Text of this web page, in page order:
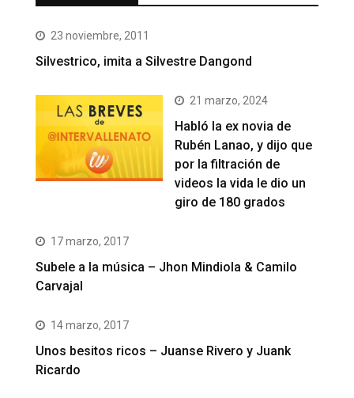
23 noviembre, 2011
Silvestrico, imita a Silvestre Dangond
21 marzo, 2024
Habló la ex novia de
Rubén Lanao, y dijo que
por la filtración de
videos la vida le dio un
giro de 180 grados
17 marzo, 2017
Subele a la música – Jhon Mindiola & Camilo
Carvajal
14 marzo, 2017
Unos besitos ricos – Juanse Rivero y Juank
Ricardo